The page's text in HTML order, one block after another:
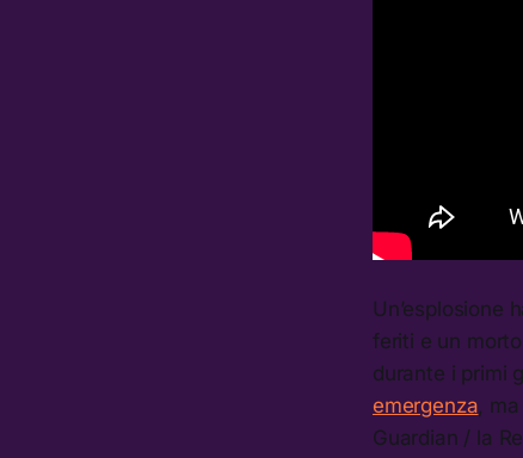
Un’esplosione
feriti e un
durante i primi
emergenza , ma
Guardian / la